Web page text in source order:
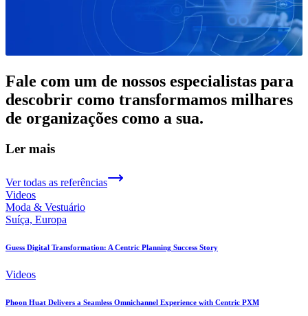
Fale com um de nossos especialistas para
descobrir como transformamos milhares
de organizações como a sua.
Ler mais
Ver todas as referências
Videos
Moda & Vestuário
Suíça, Europa
Guess Digital Transformation: A Centric Planning Success Story
Videos
Phoon Huat Delivers a Seamless Omnichannel Experience with Centric PXM